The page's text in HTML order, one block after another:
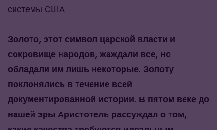
системы США
Золото, этот символ царской власти и
сокровище народов, жаждали все, но
обладали им лишь некоторые. Золоту
поклонялись в течение всей
документированной истории. В пятом веке до
нашей эры Аристотель рассуждал о том,